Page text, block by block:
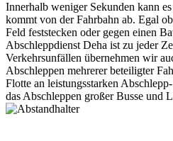
Innerhalb weniger Sekunden kann
kommt von der Fahrbahn ab. Egal
Feld feststecken oder gegen einen
Abschleppdienst Deha ist zu jeder
Verkehrsunfällen übernehmen wir
Abschleppen mehrerer beteiligter
Flotte an leistungsstarken
das Abschleppen großer Busse und